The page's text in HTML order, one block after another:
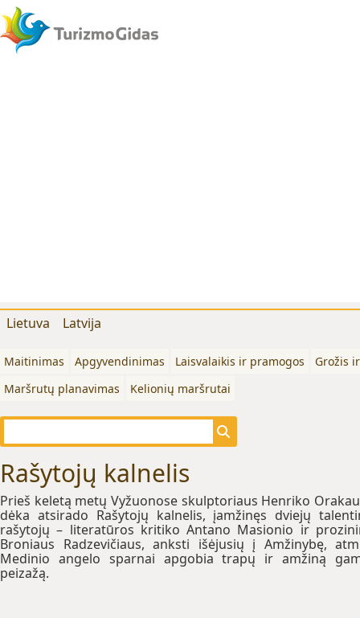
Lietuva Latvija
Maitinimas Apgyvendinimas Laisvalaikis ir pramogos
Grožis
Maršrutų planavimas
Kelionių maršrutai
Rašytojų kalnelis
Prieš keletą metų Vyžuonose skulptoriaus Henriko
dėka atsirado Rašytojų kalnelis, įamžinęs dviejų
rašytojų – literatūros kritiko Antano Masionio ir
Broniaus Radzevičiaus, anksti išėjusių į Amžinybę,
Medinio angelo sparnai apgobia trapų ir amžiną
peizažą.